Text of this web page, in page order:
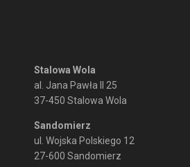
Stalowa Wola
al. Jana Pawła II 25
37-450 Stalowa Wola
Sandomierz
ul. Wojska Polskiego 12
27-600 Sandomierz